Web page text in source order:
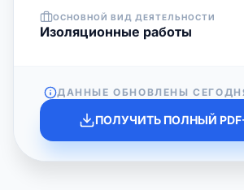
ОСНОВНОЙ ВИД ДЕЯТЕЛЬНОСТИ
Изоляционные работы
ДАННЫЕ ОБНОВЛЕНЫ
ПОЛУЧИТЬ ПОЛНЫЙ